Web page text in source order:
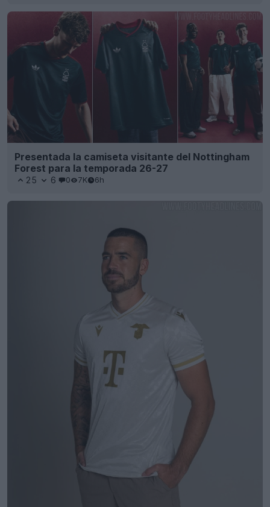
Presentada la camiseta visitante del Nottingham
Forest para la temporada 26-27
25 6 0 7K 6h